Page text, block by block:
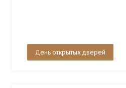
День открытых дверей